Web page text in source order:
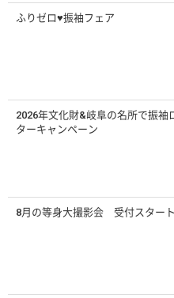
ふりゼロ♥振袖フェア
2026年文化財&岐阜の名所で振袖
ターキャンペーン
8月の等身大撮影会 受付スター